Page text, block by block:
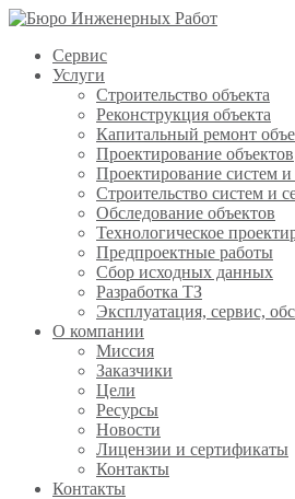
Сервис
Услуги
Строительство объекта
Реконструкция объекта
Капитальный ремонт
Проектирование объектов
Проектирование систем и
Строительство систем и
Обследование объектов
Технологическое
Предпроектные работы
Сбор исходных данных
Разработка ТЗ
Эксплуатация, сервис,
О компании
Миссия
Заказчики
Цели
Ресурсы
Новости
Лицензии и сертификаты
Контакты
Контакты